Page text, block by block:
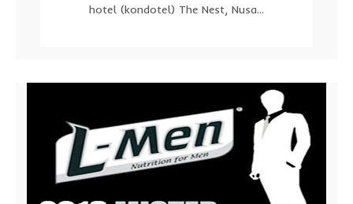
hotel (kondotel) The Nest, Nusa...